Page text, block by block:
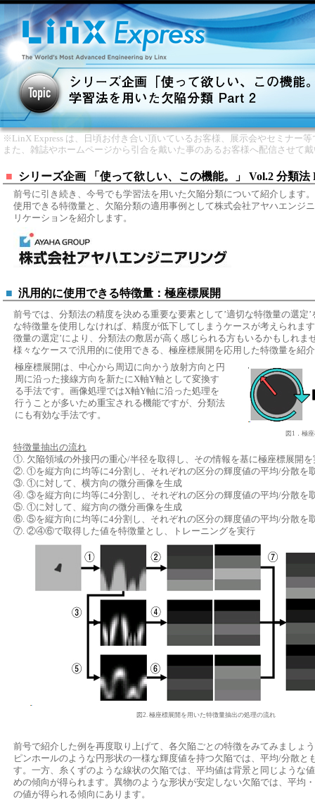
※LinX Express は、日頃お付き合い頂いているお客様、展示会やセミナー
また、雑誌やホームページから引合を戴いた事のあるお客様へ配信させて
■ シリーズ企画 「使って欲しい、この機能。」 Vol.2 分類法
前号に引き続き、今号でも学習法を用いた欠陥分類について紹介します
使用できる特徴量と、欠陥分類の適用事例として株式会社アヤハエンジ
リケーションを紹介します。
■ 汎用的に使用できる特徴量：極座標展開
前号では、分類法の精度を決める重要な要素として’適切な特徴量の選定
な特徴量を使用しなければ、精度が低下してしまうケースが考えられま
徴量の選定’により、分類法の敷居が高く感じられる方もいるかもしれま
様々なケースで汎用的に使用できる、極座標展開を応用した特徴量を紹
極座標展開は、中心から周辺に向かう放射方向と円
周に沿った接線方向を新たにX軸Y軸として変換す
る手法です。画像処理ではX軸Y軸に沿った処理を
行うことが多いため重宝される機能ですが、分類法
にも有効な手法です。
図1．極
特徴量抽出の流れ
①. 欠陥領域の外接円の重心/半径を取得し、その情報を基に極座標展開を
②. ①を縦方向に均等に4分割し、それぞれの区分の輝度値の平均/分散を
③. ①に対して、横方向の微分画像を生成
④. ③を縦方向に均等に4分割し、それぞれの区分の輝度値の平均/分散を
⑤. ①に対して、縦方向の微分画像を生成
⑥. ⑤を縦方向に均等に4分割し、それぞれの区分の輝度値の平均/分散を
⑦. ②④⑥で取得した値を特徴量とし、トレーニングを実行
図2. 極座標展開を用いた特徴量抽出の処理の流れ
前号で紹介した例を再度取り上げて、各欠陥ごとの特徴をみてみましょ
ピンホールのような円形状の一様な輝度値を持つ欠陥では、平均/分散と
す。一方、糸くずのような線状の欠陥では、平均値は背景と同じような
めの傾向が得られます。異物のような形状が安定しない欠陥では、平均
の値が得られる傾向にあります。